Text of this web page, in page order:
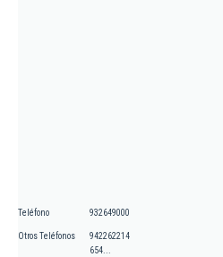
Teléfono 932649000
Otros Teléfonos
942262214
654...